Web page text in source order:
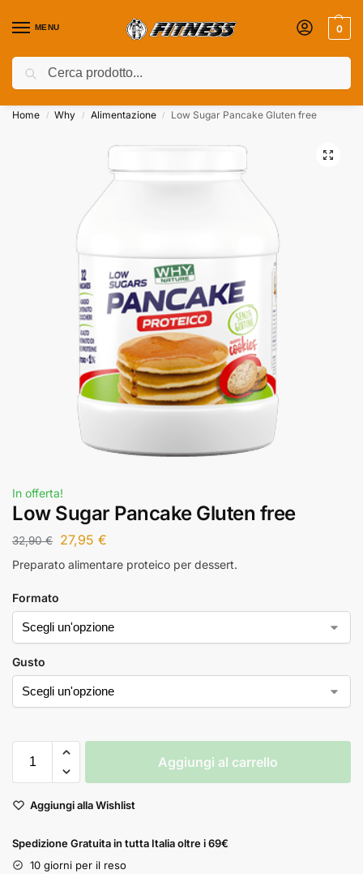
MENU 0
Coupon attivi ⚡ Aggiungili nel Carrello!
Home / Why / Alimentazione / Low Sugar Pancake Gluten free
In offerta!
Low Sugar Pancake Gluten free
32,90€ 27,95 €
Preparato alimentare proteico per dessert.
Formato
Gusto
Aggiungi al carrello
Aggiungi alla Wishlist
Spedizione Gratuita in tutta Italia oltre i 69€
10 giorni per il reso